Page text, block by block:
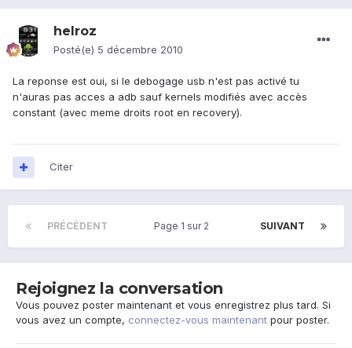
helroz
Posté(e) 5 décembre 2010
La reponse est oui, si le debogage usb n'est pas activé tu
n'auras pas acces a adb sauf kernels modifiés avec accès
constant (avec meme droits root en recovery).
Citer
PRÉCÉDENT SUIVANT
Page 1 sur 2
Rejoignez la conversation
Vous pouvez poster maintenant et vous enregistrez plus tard. Si
vous avez un compte, connectez-vous maintenant pour poster.